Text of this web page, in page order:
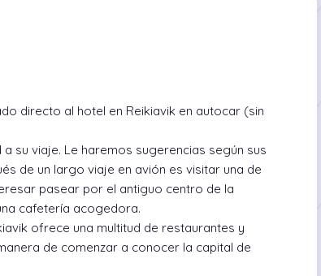
directo al hotel en Reikiavik en autocar (sin
su viaje. Le haremos sugerencias según sus
de un largo viaje en avión es visitar una de
pasear por el antiguo centro de la
cafetería acogedora.
ofrece una multitud de restaurantes y
de comenzar a conocer la capital de